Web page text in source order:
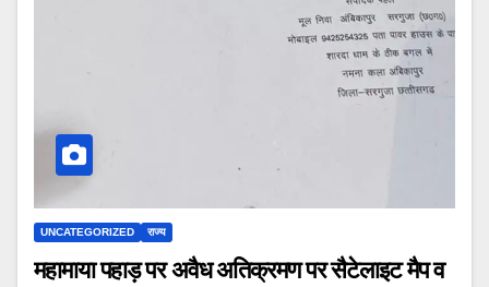
UNCATEGORIZED राज्य
महामाया पहाड़ पर अवैध अतिक्रमण पर सैटेलाइट मैप व